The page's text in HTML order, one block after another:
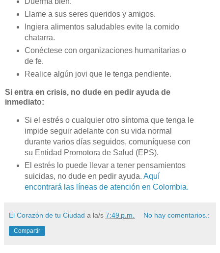
Llame a sus seres queridos y amigos.
Ingiera alimentos saludables evite la comido
chatarra.
Conéctese con organizaciones humanitarias o
de fe.
Realice algún jovi que le tenga pendiente.
Si entra en crisis, no dude en pedir ayuda de
inmediato:
Si el estrés o cualquier otro síntoma que tenga le
impide seguir adelante con su vida normal
durante varios días seguidos, comuníquese con
su Entidad Promotora de Salud (EPS).
El estrés lo puede llevar a tener pensamientos
suicidas, no dude en pedir ayuda. Aquí
encontrará las líneas de atención en Colombia.
El Corazón de tu Ciudad a la/s 7:49 p.m. No hay comentarios.:
Compartir